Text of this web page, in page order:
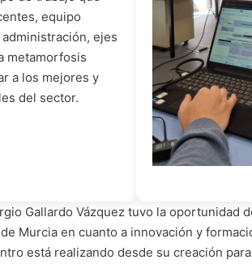
equipo
ejes
metamorfosis
a los mejores y
del sector.
Gallardo Vázquez tuvo la oportunidad
Murcia en cuanto a innovación y
está realizando desde su creación